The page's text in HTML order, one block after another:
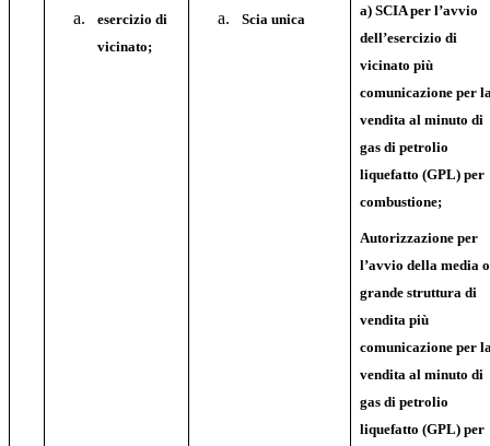
esercizio di
vicinato;
Scia unica
a) SCIA per l’avvio
dell’esercizio di
vicinato più
comunicazione per
vendita al minuto di
gas di petrolio
liquefatto (GPL) per
combustione;
Autorizzazione per
l’avvio della media o
grande struttura di
vendita più
comunicazione per
vendita al minuto di
gas di petrolio
liquefatto (GPL) per